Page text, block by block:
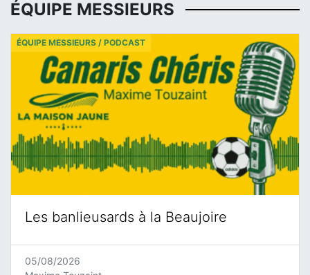
ÉQUIPE MESSIEURS
Les banlieusards à la Beaujoire
ÉQUIPE MESSIEURS / PODCAST
05/08/2026